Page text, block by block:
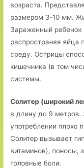
возраста.
размером 3-10 мм.
Зараженный
распространяя яйца
среду. Острицы
кишечника (в том
системы.
Солитер (широкий
в длину до 9 метров.
употреблении плохо
Солитер вызывает
витаминов), поносы,
головные боли.